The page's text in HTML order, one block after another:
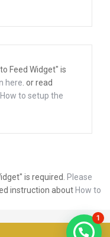
Feed Widget" is
here . or read
How to setup the
is required.
Please
instruction about How to
1